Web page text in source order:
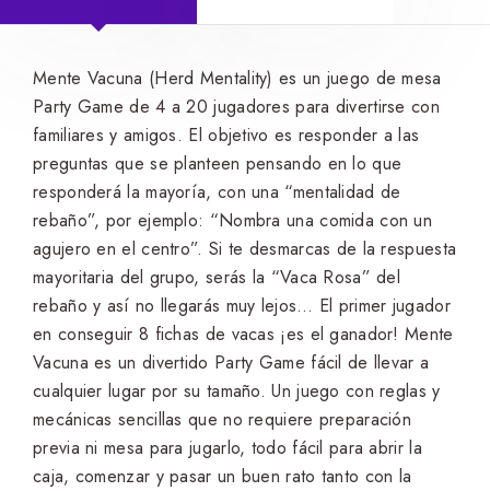
Mente Vacuna (Herd Mentality) es un juego de mesa
Party Game de 4 a 20 jugadores para divertirse con
familiares y amigos. El objetivo es responder a las
preguntas que se planteen pensando en lo que
responderá la mayoría, con una “mentalidad de
rebaño”, por ejemplo: “Nombra una comida con un
agujero en el centro”. Si te desmarcas de la respuesta
mayoritaria del grupo, serás la “Vaca Rosa” del
rebaño y así no llegarás muy lejos… El primer jugador
en conseguir 8 fichas de vacas ¡es el ganador! Mente
Vacuna es un divertido Party Game fácil de llevar a
cualquier lugar por su tamaño. Un juego con reglas y
mecánicas sencillas que no requiere preparación
previa ni mesa para jugarlo, todo fácil para abrir la
caja, comenzar y pasar un buen rato tanto con la